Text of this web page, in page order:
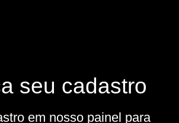
seu cadastro
em nosso painel para